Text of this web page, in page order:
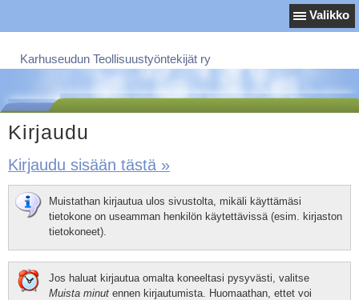
Valikko
Karhuseudun Teollisuustyöntekijät ry
Kirjaudu
Kirjaudu sisään tästä »
Muistathan kirjautua ulos sivustolta, mikäli käyttämäsi
tietokone on useamman henkilön käytettävissä (esim. kirjaston
tietokoneet).
Jos haluat kirjautua omalta koneeltasi pysyvästi, valitse
Muista minut ennen kirjautumista. Huomaathan, ettet voi